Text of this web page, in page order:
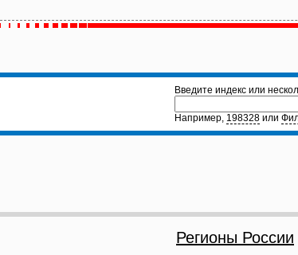
Введите индекс или
Например, 198328 или
Регионы России